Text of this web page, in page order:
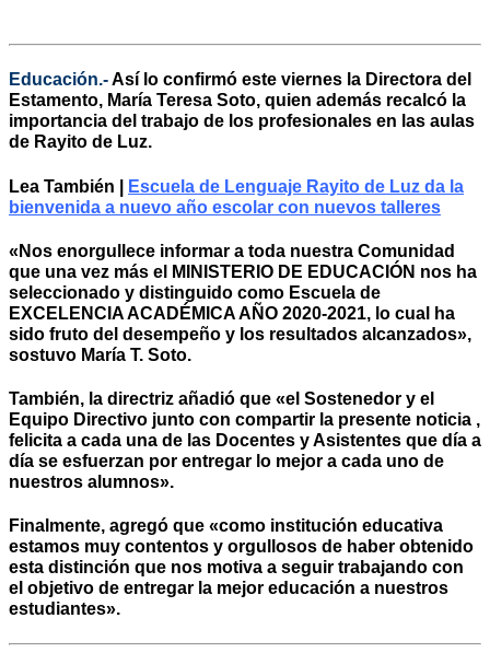
Educación.-Así lo confirmó este viernes la Directora del
Estamento, María Teresa Soto, quien además recalcó la
importancia del trabajo de los profesionales en las aulas
de Rayito de Luz.
Lea También |
Escuela de Lenguaje Rayito de Luz da la
bienvenida a nuevo año escolar con nuevos talleres
«Nos enorgullece informar a toda nuestra Comunidad
que una vez más el MINISTERIO DE EDUCACIÓN nos ha
seleccionado y distinguido como Escuela de
EXCELENCIA ACADÉMICA AÑO 2020-2021, lo cual ha
sido fruto del desempeño y los resultados alcanzados»,
sostuvo María T. Soto.
También, la directriz añadió que «el Sostenedor y el
Equipo Directivo junto con compartir la presente noticia ,
felicita a cada una de las Docentes y Asistentes que día a
día se esfuerzan por entregar lo mejor a cada uno de
nuestros alumnos».
Finalmente, agregó que «como institución educativa
estamos muy contentos y orgullosos de haber obtenido
esta distinción que nos motiva a seguir trabajando con
el objetivo de entregar la mejor educación a nuestros
estudiantes».